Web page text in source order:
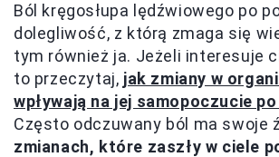
Ból kręgosłupa lędźwiowego po
dolegliwość, z którą zmaga się
tym również ja. Jeżeli interesuje
to przeczytaj, jak zmiany w
wpływają na jej samopoczucie
Często odczuwany ból ma swoje
zmianach, które zaszły w ciele